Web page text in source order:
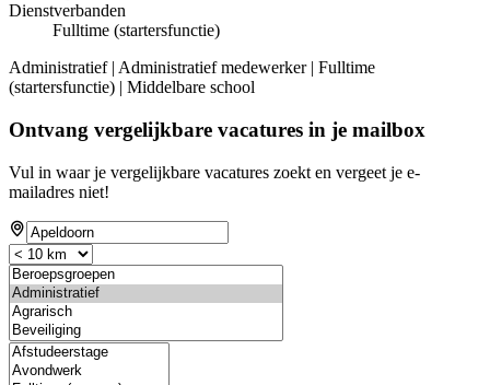
Dienstverbanden
Fulltime (startersfunctie)
Administratief | Administratief medewerker | Fulltime
(startersfunctie) | Middelbare school
Ontvang vergelijkbare vacatures in je mailbox
Vul in waar je vergelijkbare vacatures zoekt en vergeet je e-
mailadres niet!